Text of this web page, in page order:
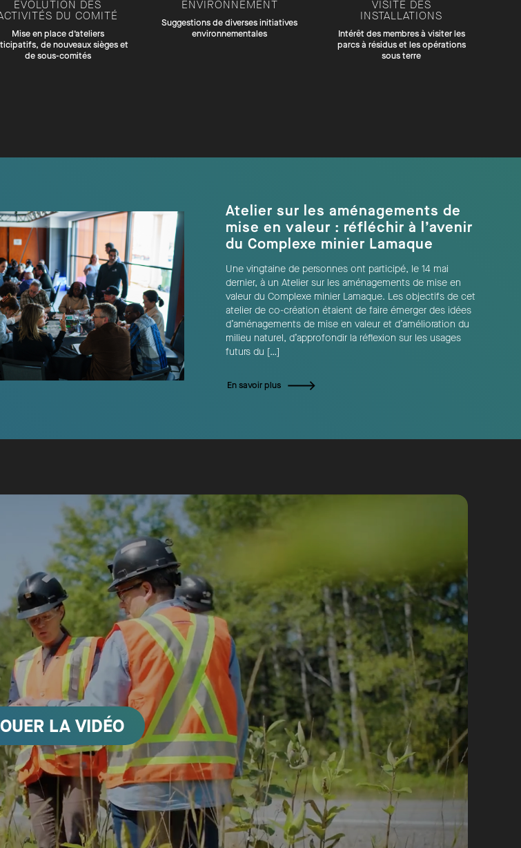
ÉVOLUTION DES
DU COMITÉ
Mise en place d’ateliers
de nouveaux sièges et
de sous-comités
ENVIRONNEMENT
Suggestions de diverses initiatives
environnementales
VISITE DES
INSTALLATIONS
Intérêt des membres à visiter les
parcs à résidus et les opérations
sous terre
Atelier sur les aménagements de
mise en valeur : réfléchir à l’avenir
du Complexe minier Lamaque
Une vingtaine de personnes ont participé, le 14 mai
dernier, à un Atelier sur les aménagements de mise en
valeur du Complexe minier Lamaque. Les objectifs de cet
atelier de co-création étaient de faire émerger des idées
d’aménagements de mise en valeur et d’amélioration du
milieu naturel, d’approfondir la réflexion sur les usages
futurs du […]
En savoir plus
LA VIDÉO